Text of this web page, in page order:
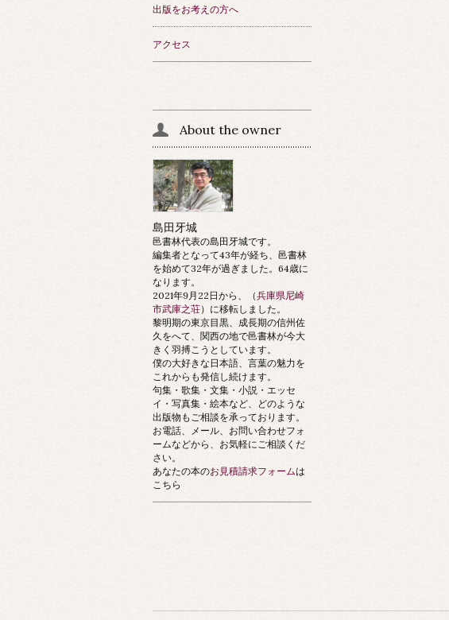
出版をお考えの方へ
アクセス
About the owner
島田牙城
邑書林代表の島田牙城です。
編集者となって43年が経ち、邑書林
を始めて32年が過ぎました。64歳に
なります。
2021年9月22日から、（兵庫県尼崎
市武庫之荘）に移転しました。
黎明期の東京目黒、成長期の信州佐
久をへて、関西の地で邑書林が今大
きく羽搏こうとしています。
僕の大好きな日本語、言葉の魅力を
これからも発信し続けます。
句集・歌集・文集・小説・エッセ
イ・写真集・絵本など、どのような
出版物もご相談を承っております。
お電話、メール、お問い合わせフォ
ームなどから、お気軽にご相談くだ
さい。
あなたの本のお見積請求フォームは
こちら